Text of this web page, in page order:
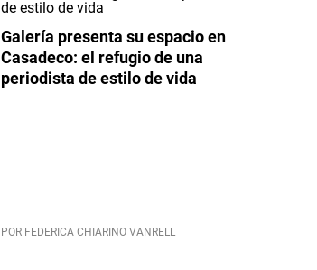
Galería presenta su espacio en
Casadeco: el refugio de una
periodista de estilo de vida
POR FEDERICA CHIARINO VANRELL